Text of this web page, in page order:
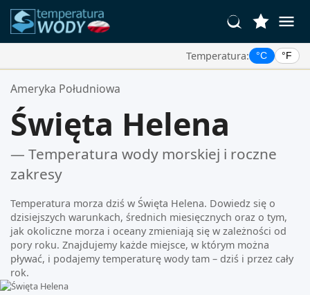
Temperatura: °C °F
Twoje Ulubione Lokalizacje:
Ameryka Południowa
Święta Helena
— Temperatura wody morskiej i roczne
zakresy
Temperatura morza dziś w Święta Helena. Dowiedz się o
dzisiejszych warunkach, średnich miesięcznych oraz o tym,
jak okoliczne morza i oceany zmieniają się w zależności od
pory roku. Znajdujemy każde miejsce, w którym można
pływać, i podajemy temperaturę wody tam – dziś i przez cały
rok.